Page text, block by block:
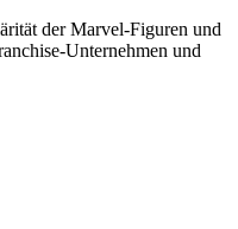
der Marvel-Figuren und
Unternehmen und